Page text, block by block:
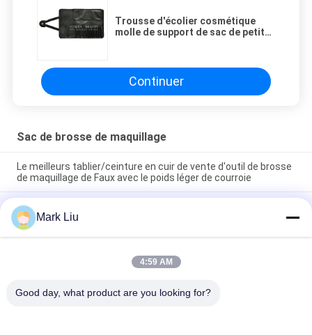
Trousse d'écolier cosmétique
molle de support de sac de petit
de Faux
Continuer
Sac de brosse de maquillage
Le meilleurs tablier/ceinture en cuir de vente d'outil de brosse
de maquillage de Faux avec le poids léger de courroie
Support mignon de papeterie de stylo de sac cosmétique de
maquillage de voyage de fermeture de tirette de rayure de
vague de poche de trousse d'écolier d'unité centrale
Sac professionnel de stockage de crayon de stylo de support
d'article de toilette de poche de petit pain de brosse de
Mark Liu
4:59 AM
Good day, what product are you looking for?